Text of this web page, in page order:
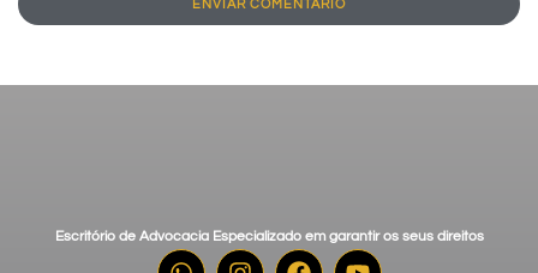
Escritório de Advocacia Especializado em garantir os seus direitos